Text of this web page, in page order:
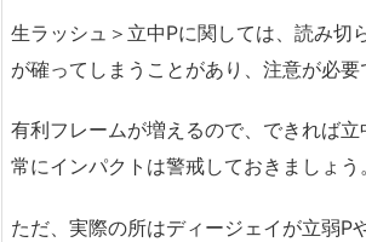
生ラッシュ＞立中Pに関しては、読み切
が確ってしまうことがあり、注意が必要
有利フレームが増えるので、できれば
常にインパクトは警戒しておきましょう。
ただ、実際の所はディージェイが立弱P